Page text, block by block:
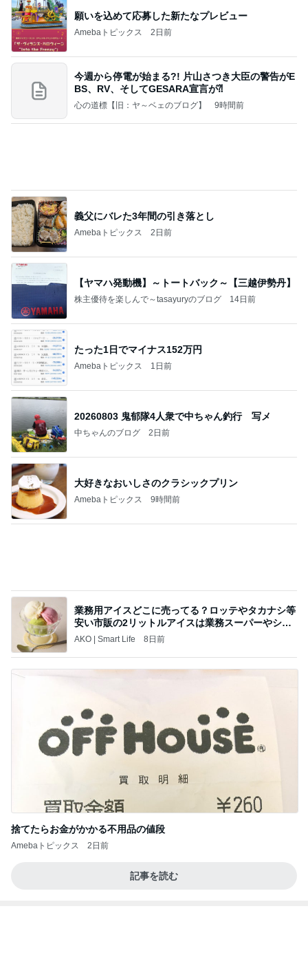
願いを込めて応募した新たなプレビュー
Amebaトピックス 2日前
今週から停電が始まる?! 片山さつき大臣の警告がE
BS、RV、そしてGESARA宣言が⁈
心の道標【旧：ヤ～ベェのブログ】 9時間前
義父にバレた3年間の引き落とし
Amebaトピックス 2日前
【ヤマハ発動機】～トートバック～【三越伊勢丹】
株主優待を楽しんで～tasayuryのブログ 14日前
たった1日でマイナス152万円
Amebaトピックス 1日前
20260803 鬼郁隊4人衆で中ちゃん釣行 写メ
中ちゃんのブログ 2日前
大好きなおいしさのクラシックプリン
Amebaトピックス 9時間前
業務用アイスどこに売ってる？ロッテやタカナシ等
安い市販の2リットルアイスは業務スーパーやシャ
トレ
AKO | Smart Life 8日前
捨てたらお金がかかる不用品の値段
Amebaトピックス 2日前
記事を読む